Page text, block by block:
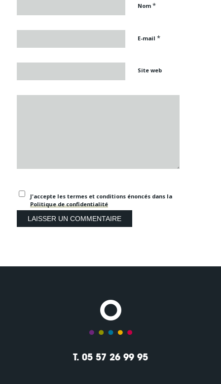
Nom *
E-mail *
Site web
J'accepte les termes et conditions énoncés dans la
Politique de confidentialité
T. 05 57 26 99 95